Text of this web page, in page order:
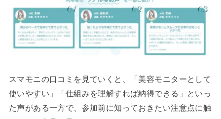
スマモニの口コミを見ていくと、「美容モニターとして
使いやすい」「仕組みを理解すれば納得できる」といっ
た声がある一方で、参加前に知っておきたい注意点に触